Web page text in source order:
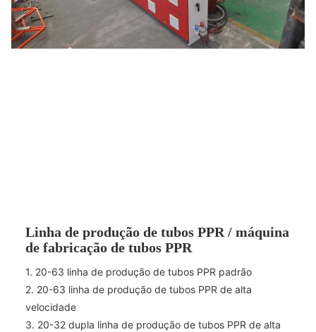
Linha de produção de tubos PPR / máquina
de fabricação de tubos PPR
1. 20-63 linha de produção de tubos PPR padrão
2. 20-63 linha de produção de tubos PPR de alta
velocidade
3. 20-32 dupla linha de produção de tubos PPR de alta